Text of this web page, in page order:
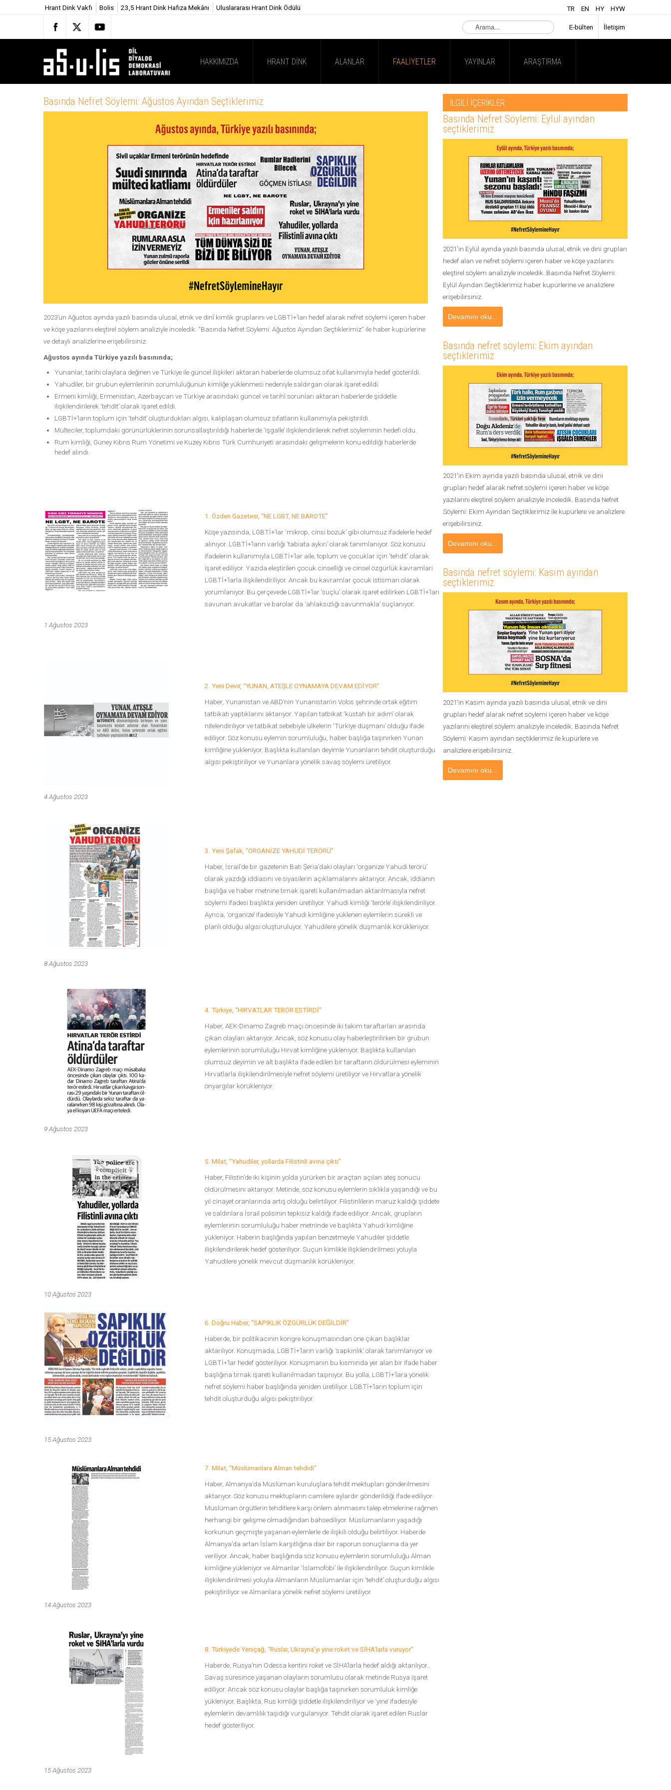
Hrant Dink Vakfı Bolis 23,5 Hrant Dink Hafıza Mekânı Uluslararası Hrant Dink Ödülü TR EN HY HYW
Arama...
E-bülten İletişim
HAKKIMIZDA HRANT DINK ALANLAR FAALIYETLER YAYINLAR ARAŞTIRMA
Basında Nefret Söylemi: Ağustos Ayından Seçtiklerimiz
2023’ün Ağustos ayında yazılı basında ulusal, etnik ve dinî kimlik gruplarını ve LGBTİ+’ları hedef alarak nefret söylemi içeren haber
ve köşe yazılarını eleştirel söylem analiziyle inceledik. “Basında Nefret Söylemi: Ağustos Ayından Seçtiklerimiz” ile haber kupürlerine
ve detaylı analizlerine erişebilirsiniz.
Ağustos ayında Türkiye yazılı basınında;
Yunanlar, tarihi olaylara değinen ve Türkiye ile güncel ilişkileri aktaran haberlerde olumsuz sıfat kullanımıyla hedef gösterildi.
Yahudiler, bir grubun eylemlerinin sorumluluğunun kimliğe yüklenmesi nedeniyle saldırgan olarak işaret edildi.
Ermeni kimliği, Ermenistan, Azerbaycan ve Türkiye arasındaki güncel ve tarihî sorunları aktaran haberlerde şiddetle
ilişkilendirilerek ‘tehdit’ olarak işaret edildi.
LGBTİ+’ların toplum için ‘tehdit’ oluşturdukları algısı, kalıplaşan olumsuz sıfatların kullanımıyla pekiştirildi.
Mülteciler, toplumdaki görünürlüklerinin sorunsallaştırıldığı haberlerde ‘işgalle’ ilişkilendirilerek nefret söyleminin hedefi oldu.
Rum kimliği, Güney Kıbrıs Rum Yönetimi ve Kuzey Kıbrıs Türk Cumhuriyeti arasındaki gelişmelerin konu edildiği haberlerde
hedef alındı.
1 Ağustos 2023
1. Özden Gazetesi, “NE LGBT, NE BAROTE”
Köşe yazısında, LGBTİ+’lar ‘mikrop, cinsi bozuk’ gibi olumsuz ifadelerle hedef
alınıyor. LGBTİ+’ların varlığı ‘tabiata aykırı’ olarak tanımlanıyor. Söz konusu
ifadelerin kullanımıyla LGBTİ+’lar aile, toplum ve çocuklar için 'tehdit' olarak
işaret ediliyor. Yazıda eleştirilen çocuk cinselliği ve cinsel özgürlük kavramları
LGBTİ+’larla ilişkilendiriliyor. Ancak bu kavramlar çocuk istismarı olarak
yorumlanıyor. Bu çerçevede LGBTİ+’lar 'suçlu' olarak işaret edilirken LGBTİ+’ları
savunan avukatlar ve barolar da ‘ahlaksızlığı savunmakla’ suçlanıyor.
4 Ağustos 2023
2. Yeni Devir, “YUNAN, ATEŞLE OYNAMAYA DEVAM EDİYOR”
Haber, Yunanistan ve ABD’nin Yunanistan’ın Volos şehrinde ortak eğitim
tatbikatı yaptıklarını aktarıyor. Yapılan tatbikat ‘küstah bir adım’ olarak
nitelendiriliyor ve tatbikat sebebiyle ülkelerin ‘Türkiye düşmanı’ olduğu ifade
ediliyor. Söz konusu eylemin sorumluluğu, haber başlığa taşınırken Yunan
kimliğine yükleniyor. Başlıkta kullanılan deyimle Yunanların tehdit oluşturduğu
algısı pekiştiriliyor ve Yunanlara yönelik savaş söylemi üretiliyor.
8 Ağustos 2023
3. Yeni Şafak, “ORGANİZE YAHUDİ TERÖRÜ”
Haber, İsrail’de bir gazetenin Batı Şeria’daki olayları ‘organize Yahudi terörü’
olarak yazdığı iddiasını ve siyasilerin açıklamalarını aktarıyor. Ancak, iddianın
başlığa ve haber metnine tırnak işareti kullanılmadan aktarılmasıyla nefret
söylemi ifadesi başlıkta yeniden üretiliyor. Yahudi kimliği ‘terörle’ ilişkilendiriliyor.
Ayrıca, ‘organize’ ifadesiyle Yahudi kimliğine yüklenen eylemlerin sürekli ve
planlı olduğu algısı oluşturuluyor. Yahudilere yönelik düşmanlık körükleniyor.
9 Ağustos 2023
4. Türkiye, “HIRVATLAR TERÖR ESTİRDİ”
Haber, AEK-Dinamo Zagreb maçı öncesinde iki takım taraftarları arasında
çıkan olayları aktarıyor. Ancak, söz konusu olay haberleştirilirken bir grubun
eylemlerinin sorumluluğu Hırvat kimliğine yükleniyor. Başlıkta kullanılan
olumsuz deyimin ve alt başlıkta ifade edilen bir taraftarın öldürülmesi eyleminin
Hırvatlarla ilişkilendirilmesiyle nefret söylemi üretiliyor ve Hırvatlara yönelik
önyargılar körükleniyor.
10 Ağustos 2023
5. Milat, “Yahudiler, yollarda Filistinli avına çıktı”
Haber, Filistin’de iki kişinin yolda yürürken bir araçtan açılan ateş sonucu
öldürülmesini aktarıyor. Metinde, söz konusu eylemlerin sıklıkla yaşandığı ve bu
yıl cinayet oranlarında artış olduğu belirtiliyor. Filistinlilerin maruz kaldığı şiddete
ve saldırılara İsrail polisinin tepkisiz kaldığı ifade ediliyor. Ancak, grupların
eylemlerinin sorumluluğu haber metninde ve başlıkta Yahudi kimliğine
yükleniyor. Haberin başlığında yapılan benzetmeyle Yahudiler şiddetle
ilişkilendirilerek hedef gösteriliyor. Suçun kimlikle ilişkilendirilmesi yoluyla
Yahudilere yönelik mevcut düşmanlık körükleniyor.
15 Ağustos 2023
6. Doğru Haber, “SAPIKLIK ÖZGÜRLÜK DEĞİLDİR”
Haberde, bir politikacının kongre konuşmasından öne çıkan başlıklar
aktarılıyor. Konuşmada, LGBTİ+’ların varlığı ‘sapkınlık’ olarak tanımlanıyor ve
LGBTİ+’lar hedef gösteriliyor. Konuşmanın bu kısmında yer alan bir ifade haber
başlığına tırnak işareti kullanılmadan taşınıyor. Bu yolla, LGBTİ+’lara yönelik
nefret söylemi haber başlığında yeniden üretiliyor. LGBTİ+’ların toplum için
tehdit oluşturduğu algısı pekiştiriliyor.
14 Ağustos 2023
7. Milat, “Müslümanlara Alman tehdidi”
Haber, Almanya’da Müslüman kuruluşlara tehdit mektupları gönderilmesini
aktarıyor. Söz konusu mektupların camilere aylardır gönderildiği ifade ediliyor.
Müslüman örgütlerin tehditlere karşı önlem alınmasını talep etmelerine rağmen
herhangi bir gelişme olmadığından bahsediliyor. Müslümanların yaşadığı
korkunun geçmişte yaşanan eylemlerle de ilişkili olduğu belirtiliyor. Haberde
Almanya’da artan İslam karşıtlığına dair bir raporun sonuçlarına da yer
veriliyor. Ancak, haber başlığında söz konusu eylemlerin sorumluluğu Alman
kimliğine yükleniyor ve Almanlar ‘İslamofobi’ ile ilişkilendiriliyor. Suçun kimlikle
ilişkilendirilmesi yoluyla Almanların Müslümanlar için ‘tehdit’ oluşturduğu algısı
pekiştiriliyor ve Almanlara yönelik nefret söylemi üretiliyor.
15 Ağustos 2023
8. Türkiyede Yeniçağ, “Ruslar, Ukrayna’yı yine roket ve SİHA’larla vuruyor”
Haberde, Rusya’nın Odessa kentini roket ve SİHA’larla hedef aldığı aktarılıyor..
Savaş süresince yaşanan olayların sorumlusu olarak metinde Rusya işaret
ediliyor. Ancak söz konusu olaylar başlığa taşınırken sorumluluk kimliğe
yükleniyor. Başlıkta, Rus kimliği şiddetle ilişkilendiriliyor ve ‘yine’ ifadesiyle
eylemlerin devamlılık taşıdığı vurgulanıyor. Tehdit olarak işaret edilen Ruslar
hedef gösteriliyor.
İLGİLİ İÇERİKLER
Basında Nefret Söylemi: Eylül ayından
seçtiklerimiz
2021'in Eylül ayında yazılı basında ulusal, etnik ve dini grupları
hedef alan ve nefret söylemi içeren haber ve köşe yazılarını
eleştirel söylem analiziyle inceledik. Basında Nefret Söylemi:
Eylül Ayından Seçtiklerimiz haber kupürlerine ve analizlere
erişebilirsiniz.
Devamını oku...
Basında nefret söylemi: Ekim ayından
seçtiklerimiz
2021'in Ekim ayında yazılı basında ulusal, etnik ve dini
grupları hedef alarak nefret söylemi içeren haber ve köşe
yazılarını eleştirel söylem analiziyle inceledik. Basında Nefret
Söylemi: Ekim Ayından Seçtiklerimiz ile kupürlere ve analizlere
erişebilirsiniz.
Devamını oku...
Basında nefret söylemi: Kasım ayından
seçtiklerimiz
2021'in Kasım ayında yazılı basında ulusal, etnik ve dini
grupları hedef alarak nefret söylemi içeren haber ve köşe
yazılarını eleştirel söylem analiziyle inceledik. Basında Nefret
Söylemi: Kasım ayından seçtiklerimiz ile kupürlere ve
analizlere erişebilirsiniz.
Devamını oku...